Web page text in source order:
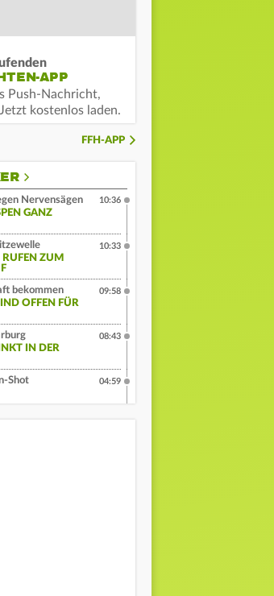
APP
Push-Nachricht,
kostenlos laden.
FFH-APP
Nervensägen
GANZ
10:36
ZUM
10:33
bekommen
OFFEN FÜR
09:58
IN DER
08:43
Shot
04:59